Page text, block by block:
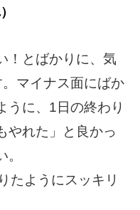
！とばかりに、気
マイナス面にばか
うに、1日の終わり
やれた」と良かっ
たようにスッキリ